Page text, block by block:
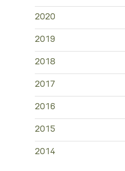
2020
2019
2018
2017
2016
2015
2014